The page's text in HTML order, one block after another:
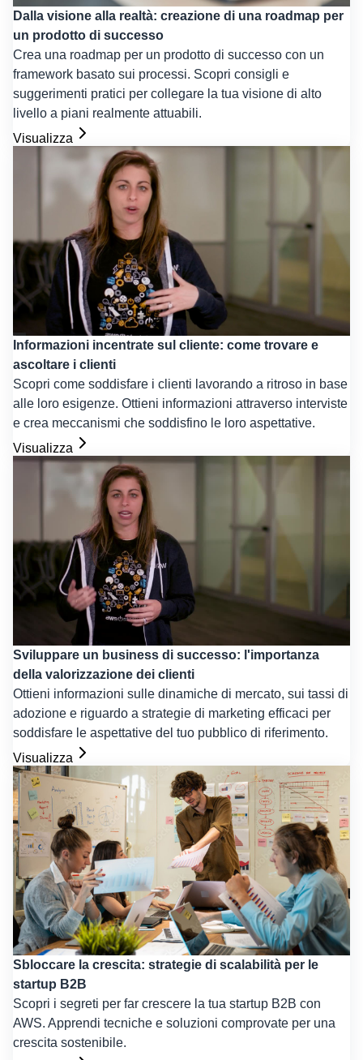
Dalla visione alla realtà: creazione di una roadmap per
un prodotto di successo
Crea una roadmap per un prodotto di successo con un
framework basato sui processi. Scopri consigli e
suggerimenti pratici per collegare la tua visione di alto
livello a piani realmente attuabili.
Visualizza
Informazioni incentrate sul cliente: come trovare e
ascoltare i clienti
Scopri come soddisfare i clienti lavorando a ritroso in base
alle loro esigenze. Ottieni informazioni attraverso interviste
e crea meccanismi che soddisfino le loro aspettative.
Visualizza
Sviluppare un business di successo: l'importanza
della valorizzazione dei clienti
Ottieni informazioni sulle dinamiche di mercato, sui tassi di
adozione e riguardo a strategie di marketing efficaci per
soddisfare le aspettative del tuo pubblico di riferimento.
Visualizza
Sbloccare la crescita: strategie di scalabilità per le
startup B2B
Scopri i segreti per far crescere la tua startup B2B con
AWS. Apprendi tecniche e soluzioni comprovate per una
crescita sostenibile.